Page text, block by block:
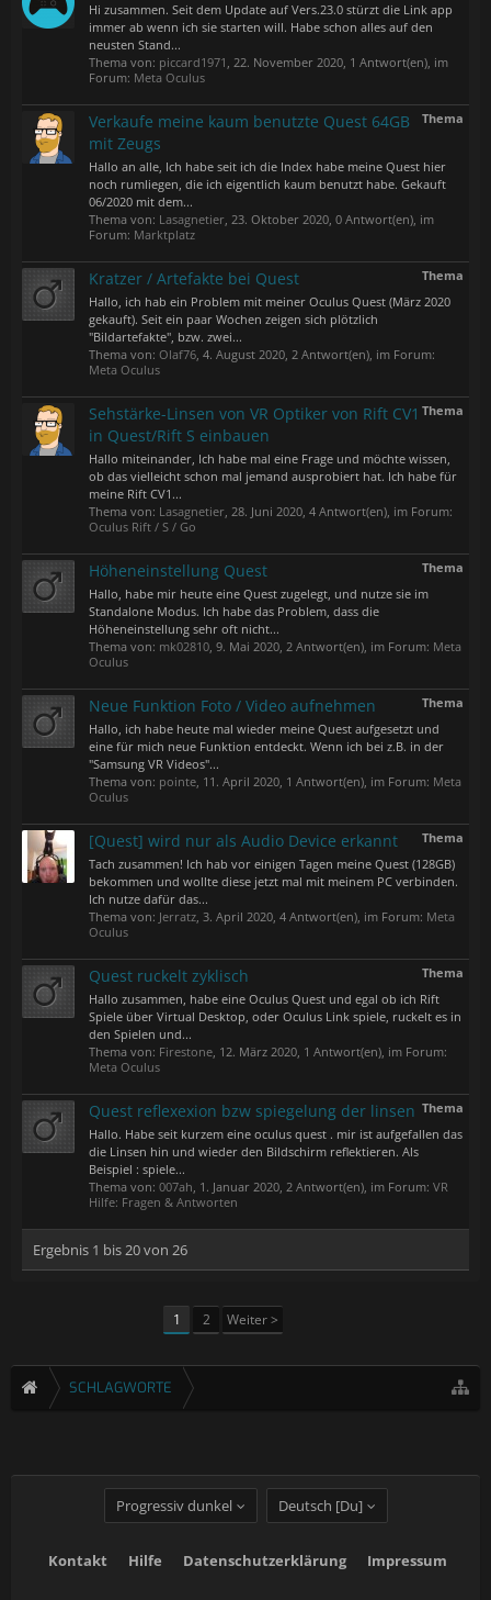
Hi zusammen. Seit dem Update auf Vers.23.0 stürzt die Link app
immer ab wenn ich sie starten will. Habe schon alles auf den
neusten Stand...
Thema von: piccard1971 , 22. November 2020, 1 Antwort(en), im
Forum: Meta Oculus
Thema
Verkaufe meine kaum benutzte Quest 64GB
mit Zeugs
Hallo an alle, Ich habe seit ich die Index habe meine Quest hier
noch rumliegen, die ich eigentlich kaum benutzt habe. Gekauft
06/2020 mit dem...
Thema von: Lasagnetier, 23. Oktober 2020, 0 Antwort(en), im
Forum: Marktplatz
Thema
Kratzer / Artefakte bei Quest
Hallo, ich hab ein Problem mit meiner Oculus Quest (März 2020
gekauft). Seit ein paar Wochen zeigen sich plötzlich
"Bildartefakte", bzw. zwei...
Thema von: Olaf76, 4. August 2020, 2 Antwort(en), im Forum:
Meta Oculus
Thema
Sehstärke-Linsen von VR Optiker von Rift CV1
in Quest/Rift S einbauen
Hallo miteinander, Ich habe mal eine Frage und möchte wissen,
ob das vielleicht schon mal jemand ausprobiert hat. Ich habe für
meine Rift CV1...
Thema von: Lasagnetier, 28. Juni 2020, 4 Antwort(en), im Forum:
Oculus Rift / S / Go
Thema
Höheneinstellung Quest
Hallo, habe mir heute eine Quest zugelegt, und nutze sie im
Standalone Modus. Ich habe das Problem, dass die
Höheneinstellung sehr oft nicht...
Thema von: mk02810, 9. Mai 2020, 2 Antwort(en), im Forum: Meta
Oculus
Thema
Neue Funktion Foto / Video aufnehmen
Hallo, ich habe heute mal wieder meine Quest aufgesetzt und
eine für mich neue Funktion entdeckt. Wenn ich bei z.B. in der
"Samsung VR Videos"...
Thema von: pointe, 11. April 2020, 1 Antwort(en), im Forum: Meta
Oculus
Thema
[Quest] wird nur als Audio Device erkannt
Tach zusammen! Ich hab vor einigen Tagen meine Quest (128GB)
bekommen und wollte diese jetzt mal mit meinem PC verbinden.
Ich nutze dafür das...
Thema von: Jerratz, 3. April 2020, 4 Antwort(en), im Forum: Meta
Oculus
Thema
Quest ruckelt zyklisch
Hallo zusammen, habe eine Oculus Quest und egal ob ich Rift
Spiele über Virtual Desktop, oder Oculus Link spiele, ruckelt es in
den Spielen und...
Thema von: Firestone, 12. März 2020, 1 Antwort(en), im Forum:
Meta Oculus
Thema
Quest reflexexion bzw spiegelung der linsen
Hallo. Habe seit kurzem eine oculus quest . mir ist aufgefallen das
die Linsen hin und wieder den Bildschirm reflektieren. Als
Beispiel : spiele...
Thema von: 007ah, 1. Januar 2020, 2 Antwort(en), im Forum: VR
Hilfe: Fragen & Antworten
Ergebnis 1 bis 20 von 26
1 2 Weiter >
SCHLAGWORTE
Progressiv dunkel Deutsch [Du]
Kontakt Hilfe Datenschutzerklärung Impressum